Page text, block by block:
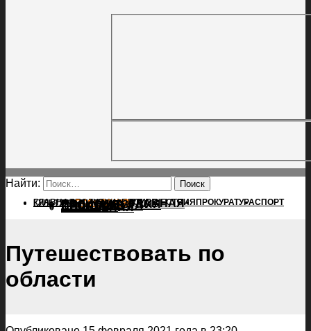
Найти:
ГЛАВНАЯПОЛИТИКАПРОИСШЕСТВИЯ ПРОКУРАТУРАСПОРТ
КУЛЬТУРАПОСЕЛЕНИЯГЛАВНАЯ
ПОЛИТИКА
ПРОИСШЕСТВИЯ
ПРОКУРАТУРА
СПОРТ
КУЛЬТУРА
ПОСЕЛЕНИЯ
Путешествовать по
области